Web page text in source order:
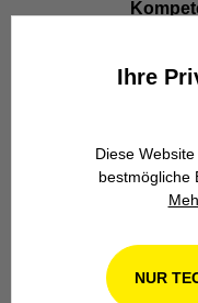
Unsere
und
Ihre
Diese
bestmögliche
NUR